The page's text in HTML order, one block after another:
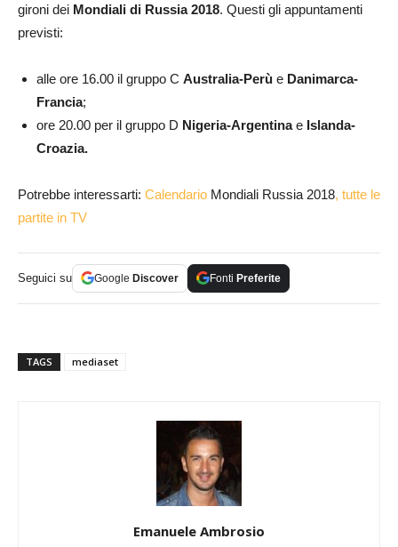
gironi dei Mondiali di Russia 2018. Questi gli appuntamenti
previsti:
alle ore 16.00 il gruppo C Australia-Perù e Danimarca-
Francia;
ore 20.00 per il gruppo D Nigeria-Argentinae Islanda-
Croazia.
Potrebbe interessarti: Calendario Mondiali Russia 2018, tutte le
partite in TV
Seguici su Google Discover Fonti Preferite
TAGS mediaset
Emanuele Ambrosio